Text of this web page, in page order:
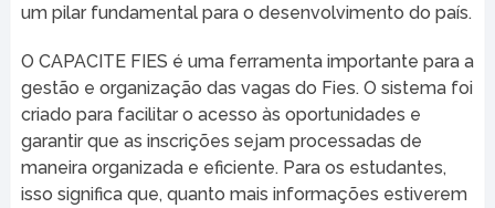
um pilar fundamental para o desenvolvimento do país.
O CAPACITE FIES é uma ferramenta importante para a
gestão e organização das vagas do Fies. O sistema foi
criado para facilitar o acesso às oportunidades e
garantir que as inscrições sejam processadas de
maneira organizada e eficiente. Para os estudantes,
isso significa que, quanto mais informações estiverem